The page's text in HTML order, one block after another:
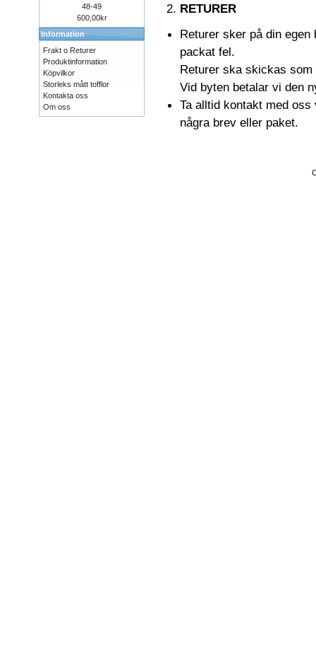
RETURER
Returer sker på din
packat fel.
Returer ska skickas
Vid byten betalar vi den
Ta alltid kontakt med
några brev eller paket.
48-49
600,00kr
Information
Frakt o Returer
Produktinformation
Köpvilkor
Storleks mått tofflor
Kontakta oss
Om oss